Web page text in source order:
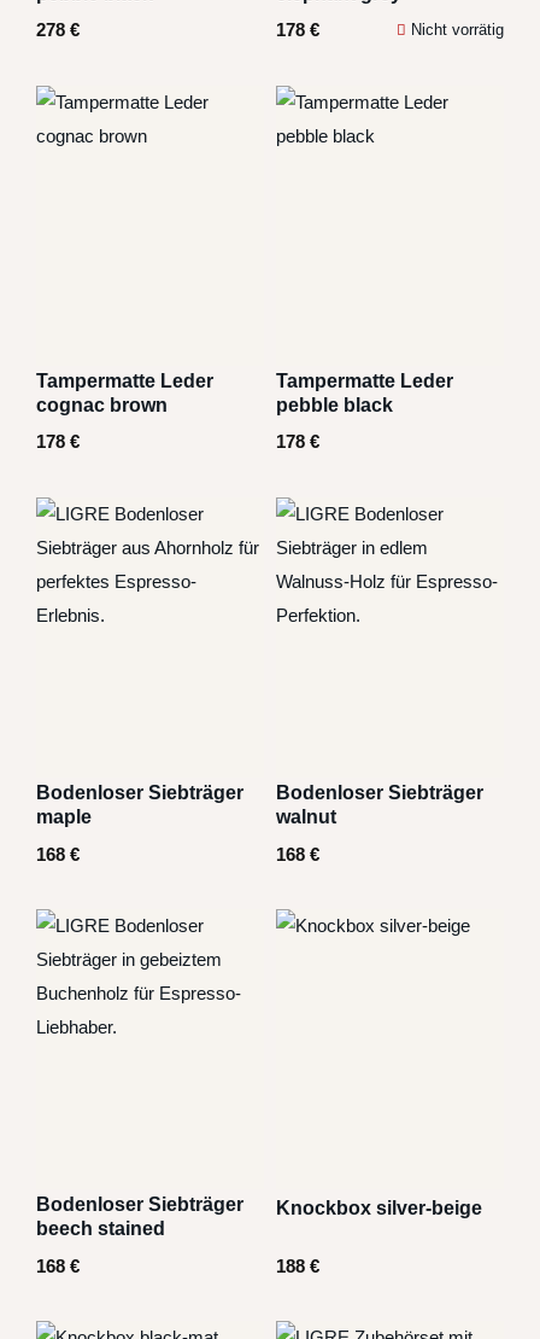
278 €
178 € Nicht vorrätig
Tampermatte Leder
cognac brown
178 €
Tampermatte Leder
pebble black
178 €
Bodenloser Siebträger
maple
168 €
Bodenloser Siebträger
walnut
168 €
Bodenloser Siebträger
beech stained
168 €
Knockbox silver-beige
188 €